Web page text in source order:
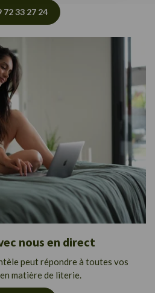
72 33 27 24
nous en direct
peut répondre à toutes vos
matière de literie.